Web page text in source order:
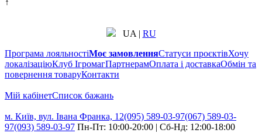
UA | RU
Програма лояльностіМоє замовленняСтатуси проєктівХочу
локалізаціюКлуб ІгромагПартнерамОплата і доставкаОбмін та
повернення товаруКонтакти
Мій кабінетCписок бажань
м. Київ, вул. Івана Франка, 12(095) 589-03-97(067) 589-03-
97(093) 589-03-97 Пн-Пт: 10:00-20:00 | Сб-Нд: 12:00-18:00